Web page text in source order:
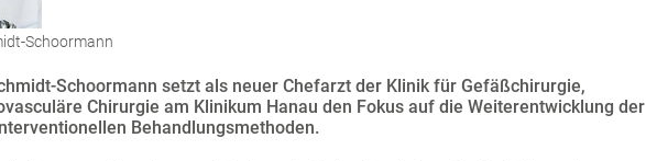
Schoormann
Schoormann setzt als neuer Chefarzt der Klinik für Gefäßchirurgie,
Chirurgie am Klinikum Hanau den Fokus auf die Weiterentwicklung der
Behandlungsmethoden.